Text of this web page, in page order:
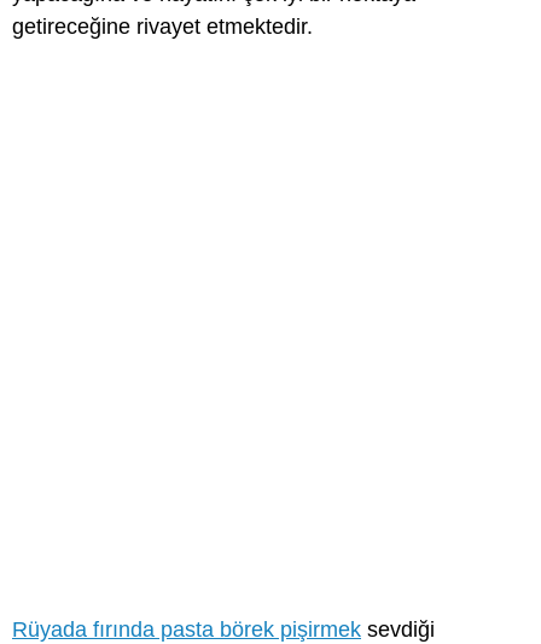
getireceğine rivayet etmektedir.
Rüyada fırında pasta börek pişirmek sevdiği